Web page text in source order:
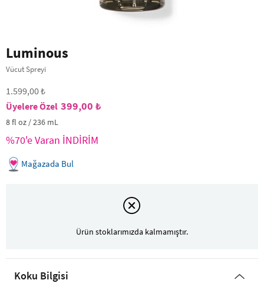
Luminous
Vücut Spreyi
1.599,00 ₺
399,00 ₺
8 fl oz / 236 mL
%70'e Varan İNDİRİM
Mağazada Bul
Ürün stoklarımızda kalmamıştır.
Koku Bilgisi